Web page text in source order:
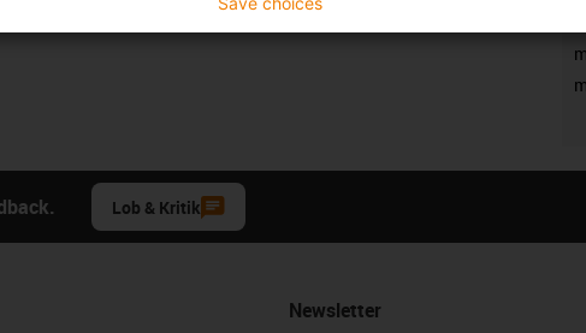
Lob & Kritik
Newsletter